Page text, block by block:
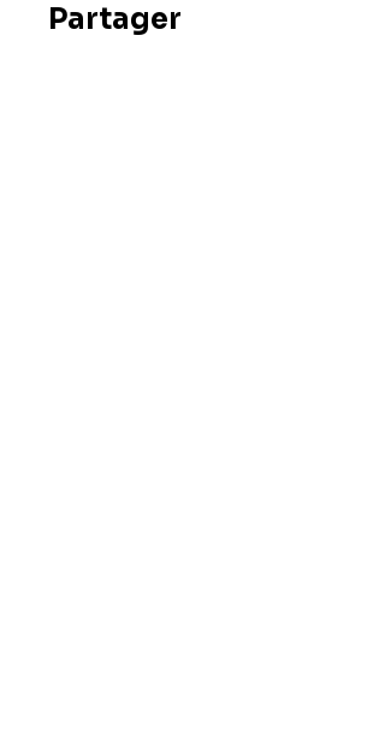
Partager